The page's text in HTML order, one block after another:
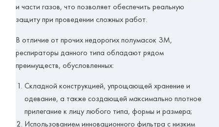
и части газов, что позволяет обеспечить реальную
защиту при проведении сложных работ.
В отличие от прочих недорогих полумасок ЗМ,
респираторы данного типа обладают рядом
преимуществ, обусловленных:
Складной конструкцией, упрощающей хранение и
одевание, а также создающей максимально плотное
прилегание к лицу любого типа, формы и размера;
Использованием инновационного фильтра с низким